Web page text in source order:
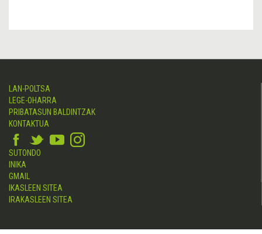
LAN-POLTSA
LEGE-OHARRA
PRIBATASUN BALDINTZAK
KONTAKTUA
SUTONDO
INIKA
GMAIL
IKASLEEN SITEA
IRAKASLEEN SITEA